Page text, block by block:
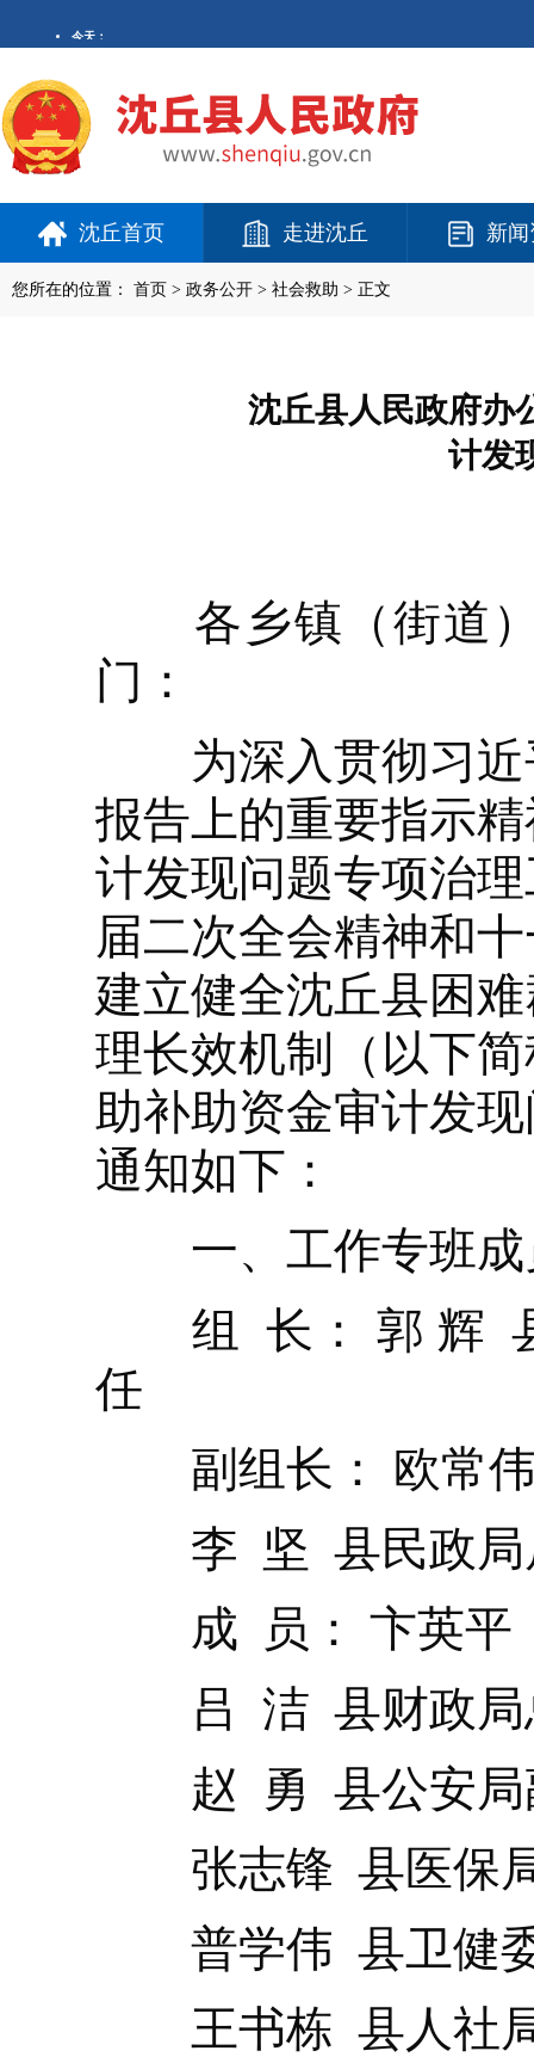
沈丘首页 走进沈丘 新
您所在的位置： 首页 > 政务公开 > 社会救助 > 正文
沈丘县人民政府办
计发
各乡镇（街道）
门：
为深入贯彻习近
报告上的重要指示
计发现问题专项治
届二次全会精神和
建立健全沈丘县困
理长效机制（以下
助补助资金审计发
通知如下：
一、工作专班成
组 长： 郭 辉 县
任
副组长： 欧常伟
李 坚 县民政局
成 员： 卞英平
吕 洁 县财政局
赵 勇 县公安局
张志锋 县医保
普学伟 县卫健
王书栋 县人社